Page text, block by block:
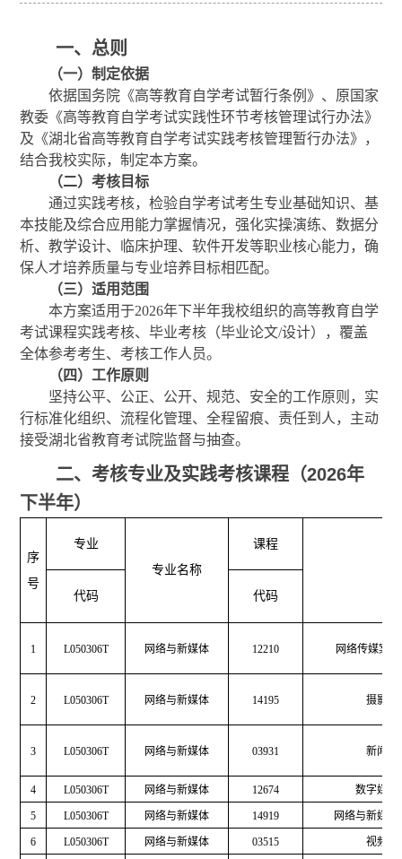
一、总则
（一）制定依据
依据国务院《高等教育自学考试暂行条例》、原国家
教委《高等教育自学考试实践性环节考核管理试行办法》
及《湖北省高等教育自学考试实践考核管理暂行办法》，
结合我校实际，制定本方案。
（二）考核目标
通过实践考核，检验自学考试考生专业基础知识、基
本技能及综合应用能力掌握情况，强化实操演练、数据分
析、教学设计、临床护理、软件开发等职业核心能力，确
保人才培养质量与专业培养目标相匹配。
（三）适用范围
本方案适用于2026年下半年我校组织的高等教育自学
考试课程实践考核、毕业考核（毕业论文/设计），覆盖
全体参考考生、考核工作人员。
（四）工作原则
坚持公平、公正、公开、规范、安全的工作原则，实
行标准化组织、流程化管理、全程留痕、责任到人，主动
接受湖北省教育考试院监督与抽查。
二、考核专业及实践考核课程（2026年
下半年）
序
号
专业
专业名称
课程
代码
代码
1 L050306T 网络与新媒体 12210 网络传媒案
2 L050306T 网络与新媒体 14195 摄影基
3 L050306T 网络与新媒体 03931 新闻编
4 L050306T 网络与新媒体 12674 数字媒体
5 L050306T 网络与新媒体 14919 网络与新媒
6 L050306T 网络与新媒体 03515 视频编